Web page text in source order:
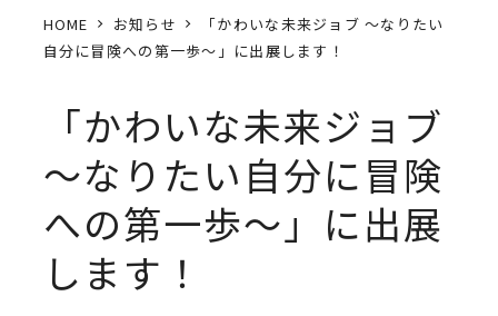
HOME お知らせ
「かわいな未来ジョブ ～なりたい
自分に冒険への第一歩～」に出展します！
「かわいな未来ジョブ
～なりたい自分に冒険
への第一歩～」に出展
します！